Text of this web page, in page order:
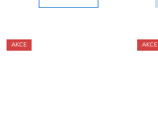
AKCE AKCE